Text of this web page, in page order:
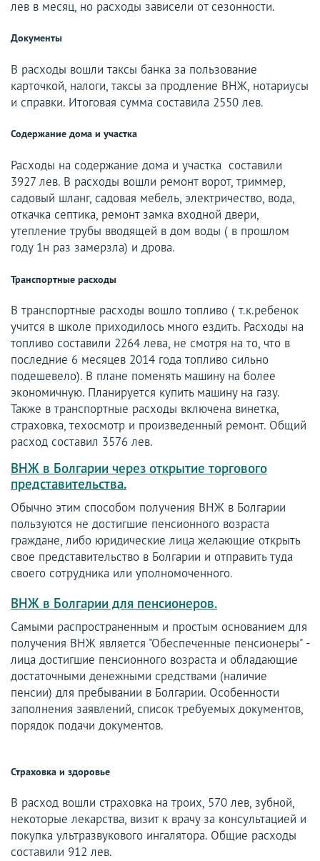
лев в месяц, но расходы зависели от сезонности.
Документы
В расходы вошли таксы банка за пользование
карточкой, налоги, таксы за продление ВНЖ, нотариусы
и справки. Итоговая сумма составила 2550 лев.
Содержание дома и участка
Расходы на содержание дома и участка составили
3927 лев. В расходы вошли ремонт ворот, триммер,
садовый шланг, садовая мебель, электричество, вода,
откачка септика, ремонт замка входной двери,
утепление трубы вводящей в дом воды ( в прошлом
году 1н раз замерзла) и дрова.
Транспортные расходы
В транспортные расходы вошло топливо ( т.к.ребенок
учится в школе приходилось много ездить. Расходы на
топливо составили 2264 лева, не смотря на то, что в
последние 6 месяцев 2014 года топливо сильно
подешевело). В плане поменять машину на более
экономичную. Планируется купить машину на газу.
Также в транспортные расходы включена винетка,
страховка, техосмотр и произведенный ремонт. Общий
расход составил 3576 лев.
ВНЖ в Болгарии через открытие торгового
представительства.
Обычно этим способом получения ВНЖ в Болгарии
пользуются не достигшие пенсионного возраста
граждане, либо юридические лица желающие открыть
свое представительство в Болгарии и отправить туда
своего сотрудника или уполномоченного.
ВНЖ в Болгарии для пенсионеров.
Самыми распространенным и простым основанием для
получения ВНЖ является "Обеспеченные пенсионеры" -
лица достигшие пенсионного возраста и обладающие
достаточными денежными средствами (наличие
пенсии) для пребывании в Болгарии. Особенности
заполнения заявлений, список требуемых документов,
порядок подачи документов.
Страховка и здоровье
В расход вошли страховка на троих, 570 лев, зубной,
некоторые лекарства, визит к врачу за консультацией и
покупка ультразвукового ингалятора. Общие расходы
составили 912 лев.